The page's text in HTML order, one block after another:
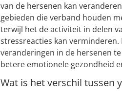
van de hersenen kan
gebieden die verband houden
terwijl het de activiteit in delen
stressreacties kan
veranderingen in de hersenen
betere emotionele gezondheid
Wat is het verschil tussen